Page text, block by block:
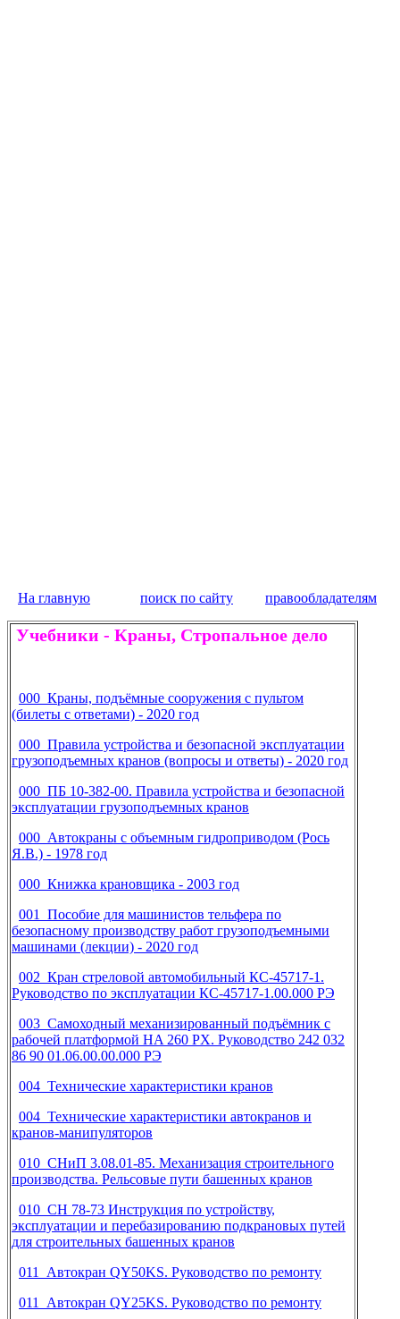
На главную поиск по сайту правообладателям
Учебники - Краны, Стропальное дело
000 Краны, подъёмные сооружения с пультом
(билеты с ответами) - 2020 год
000 Правила устройства и безопасной эксплуатации
грузоподъемных кранов (вопросы и ответы) - 2020 год
000 ПБ 10-382-00. Правила устройства и безопасной
эксплуатации грузоподъемных кранов
000 Автокраны с объемным гидроприводом (Рось
Я.В.) - 1978 год
000 Книжка крановщика - 2003 год
001 Пособие для машинистов тельфера по
безопасному производству работ грузоподъемными
машинами (лекции) - 2020 год
002 Кран стреловой автомобильный КС-45717-1.
Руководство по эксплуатации КС-45717-1.00.000 РЭ
003 Самоходный механизированный подъёмник с
рабочей платформой HA 260 PX. Руководство 242 032
86 90 01.06.00.00.000 РЭ
004 Технические характеристики кранов
004 Технические характеристики автокранов и
кранов-манипуляторов
010 СНиП 3.08.01-85. Механизация строительного
производства. Рельсовые пути башенных кранов
010 СН 78-73 Инструкция по устройству,
эксплуатации и перебазированию подкрановых путей
для строительных башенных кранов
011 Автокран QY50KS. Руководство по ремонту
011 Автокран QY25KS. Руководство по ремонту